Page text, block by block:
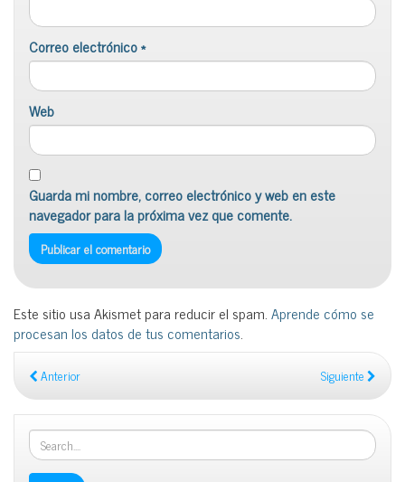
Correo electrónico*
Web
Guarda mi nombre, correo electrónico y web en este
navegador para la próxima vez que comente.
Este sitio usa Akismet para reducir el spam.Aprende cómo se
procesan los datos de tus comentarios.
Anterior Siguiente